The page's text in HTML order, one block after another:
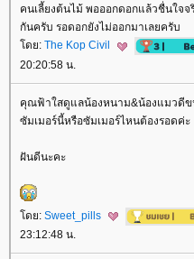
คนเลี้ยงต้นไม้ พอออกดอกแล้วชื่นใจ
กันครับ รอดอกยังไม่ออกมาเลยครับ
ดย: The Kop Civil
20:20:58 น.
คุณฟ้าใสดูแลน้องหนาม&น้องแมวดี
ซัมเมอร์นี้หรือซัมเมอร์ไหนต้องรอดค่ะ
ฝันดีนะคะ
ดย: Sweet_pills
23:12:48 น.